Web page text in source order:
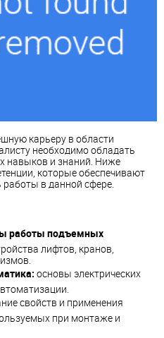
карьеру в области
необходимо обладать
навыков и знаний. Ниже
которые обеспечивают
работы в данной сфере.
работы подъемных
лифтов, кранов,
основы электрических
свойств и применения
при монтаже и